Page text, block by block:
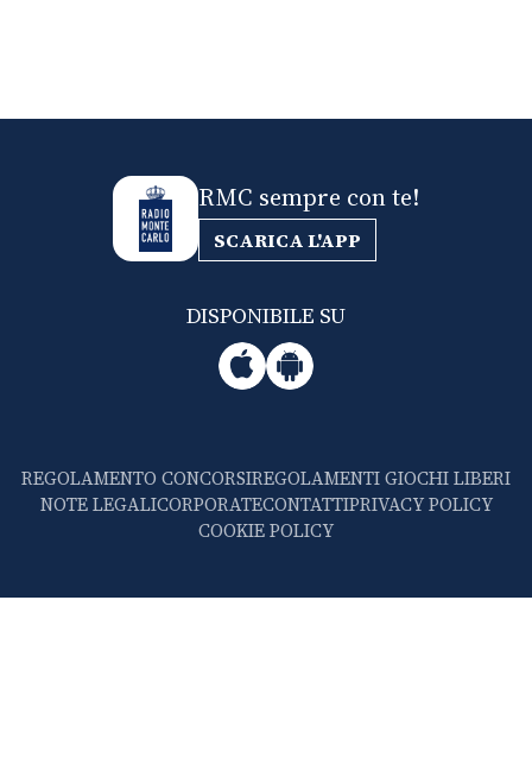
RMC sempre con te!
SCARICA L'APP
DISPONIBILE SU
REGOLAMENTO CONCORSIREGOLAMENTI GIOCHI LIBERI
NOTE LEGALICORPORATECONTATTIPRIVACY POLICY
COOKIE POLICY